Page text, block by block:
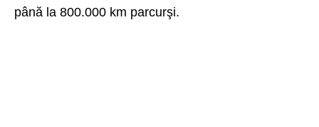
până la 800.000 km parcurşi.